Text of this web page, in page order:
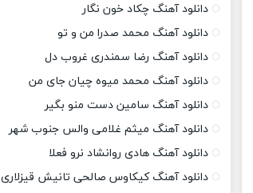
دانلود آهنگ چکاد خون نگار
دانلود آهنگ محمد صدرا من و تو
دانلود آهنگ رضا سمندری غروب دل
دانلود آهنگ محمد میوه چیان جای من
دانلود آهنگ سامین دست منو بگیر
دانلود آهنگ میثم غلامی والس جنوب شهر
دانلود آهنگ هادی روانشاد نرو فعلا
دانلود آهنگ کیکاوس صالحی تانیش قیزلاری